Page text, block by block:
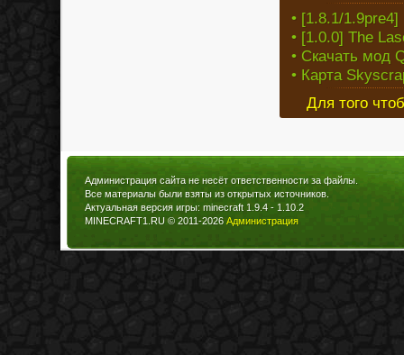
• [1.8.1/
• [1.0.0] The
• Скачать мод
• Карта
Для того
Администрация сайта не несёт ответственности за файлы.
Все материалы были взяты из открытых источников.
Актуальная версия игры: minecraft 1.9.4 - 1.10.2
MINECRAFT1.RU © 2011-2026 Администрация